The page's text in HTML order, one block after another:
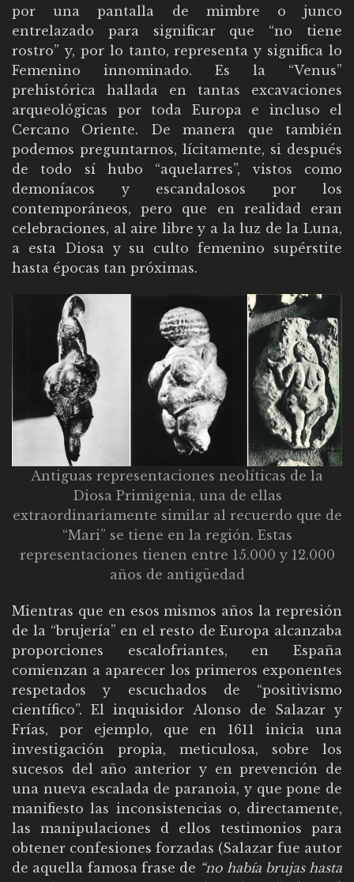
por una pantalla de mimbre o junco
entrelazado para significar que “no tiene
rostro” y, por lo tanto, representa y significa lo
Femenino innominado. Es la “Venus”
prehistórica hallada en tantas excavaciones
arqueológicas por toda Europa e incluso el
Cercano Oriente. De manera que también
podemos preguntarnos, lícitamente, si después
de todo sí hubo “aquelarres”, vistos como
demoníacos y escandalosos por los
contemporáneos, pero que en realidad eran
celebraciones, al aire libre y a la luz de la Luna,
a esta Diosa y su culto femenino supérstite
hasta épocas tan próximas.
Antiguas representaciones neolíticas de la
Diosa Primigenia, una de ellas
extraordinariamente similar al recuerdo que de
“Mari” se tiene en la región. Estas
representaciones tienen entre 15.000 y 12.000
años de antigüedad
Mientras que en esos mismos años la represión
de la “brujería” en el resto de Europa alcanzaba
proporciones escalofriantes, en España
comienzan a aparecer los primeros exponentes
respetados y escuchados de “positivismo
científico”. El inquisidor Alonso de Salazar y
Frías, por ejemplo, que en 1611 inicia una
investigación propia, meticulosa, sobre los
sucesos del año anterior y en prevención de
una nueva escalada de paranoia, y que pone de
manifiesto las inconsistencias o, directamente,
las manipulaciones d ellos testimonios para
obtener confesiones forzadas (Salazar fue autor
de aquella famosa frase de “no había brujas hasta